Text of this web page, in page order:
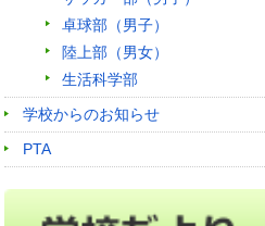
卓球部（男子）
陸上部（男女）
生活科学部
学校からのお知らせ
PTA